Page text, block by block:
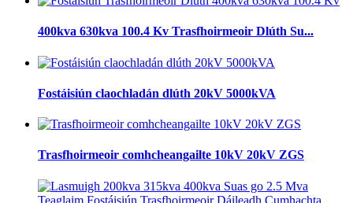
400kva 630kva 100.4 Kv Trasfhoirmeoir Dlúth Su...
Fostáisiún claochladán dlúth 20kV 5000kVA
Trasfhoirmeoir comhcheangailte 10kV 20kV ZGS